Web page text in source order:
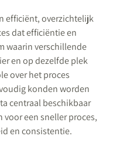
efficiënt, overzichtelijk
dat efficiëntie en
waarin verschillende
en op dezelfde plek
over het proces
konden worden
centraal beschikbaar
een sneller proces,
en consistentie.